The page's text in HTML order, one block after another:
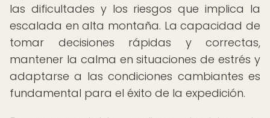
las dificultades y los riesgos que implica la
escalada en alta montaña. La capacidad de
tomar decisiones rápidas y correctas,
mantener la calma en situaciones de estrés y
adaptarse a las condiciones cambiantes es
fundamental para el éxito de la expedición.